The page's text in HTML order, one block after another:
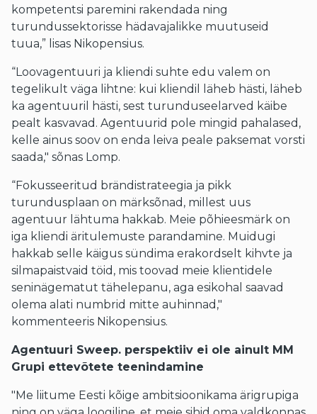
kompetentsi paremini rakendada ning
turundussektorisse hädavajalikke muutuseid
tuua,” lisas Nikopensius.
“Loovagentuuri ja kliendi suhte edu valem on
tegelikult väga lihtne: kui kliendil läheb hästi, läheb
ka agentuuril hästi, sest turunduseelarved käibe
pealt kasvavad. Agentuurid pole mingid pahalased,
kelle ainus soov on enda leiva peale paksemat vorsti
saada," sõnas Lomp.
“Fokusseeritud brändistrateegia ja pikk
turundusplaan on märksõnad, millest uus
agentuur lähtuma hakkab. Meie põhieesmärk on
iga kliendi äritulemuste parandamine. Muidugi
hakkab selle käigus sündima erakordselt kihvte ja
silmapaistvaid töid, mis toovad meie klientidele
seninägematut tähelepanu, aga esikohal saavad
olema alati numbrid mitte auhinnad,"
kommenteeris Nikopensius.
Agentuuri Sweep. perspektiiv ei ole ainult MM
Grupi ettevõtete teenindamine
"Me liitume Eesti kõige ambitsioonikama ärigrupiga